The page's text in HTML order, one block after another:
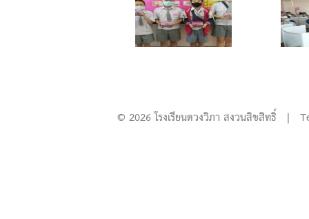
© 2026 โรงเรียนดวงวิภา สงวนลิขสิทธิ์ |